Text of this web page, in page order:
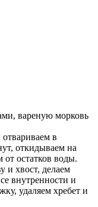
вареную морковь
в
откидываем на
остатков воды.
и хвост, делаем
внутренности и
удаляем хребет и